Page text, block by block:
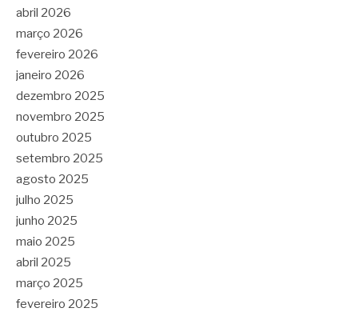
abril 2026
março 2026
fevereiro 2026
janeiro 2026
dezembro 2025
novembro 2025
outubro 2025
setembro 2025
agosto 2025
julho 2025
junho 2025
maio 2025
abril 2025
março 2025
fevereiro 2025